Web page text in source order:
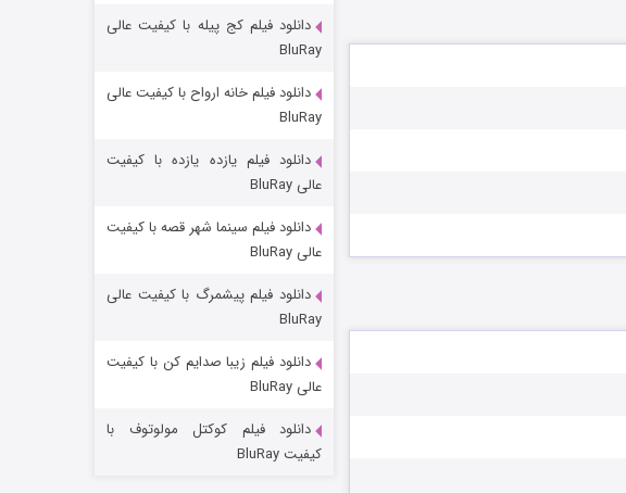
شوهر
عملیات آپارتمان
دانلود فیلم کج‌ پیله با کیفیت عالی
BluRay
دانلود فیلم خانه ارواح با کیفیت عالی
BluRay
دانلود فیلم یازده یازده با کیفیت
عالی BluRay
دانلود فیلم سینما شهر قصه با کیفیت
عالی BluRay
دانلود فیلم پیشمرگ با کیفیت عالی
BluRay
دانلود فیلم زیبا صدایم کن با کیفیت
عالی BluRay
دانلود فیلم کوکتل مولوتوف با
کیفیت BluRay